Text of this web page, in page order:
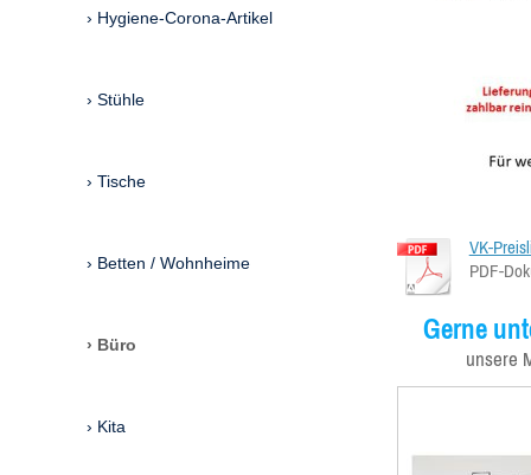
VK-
PDF-
Gerne
unsere
Hygiene-Corona-Artikel
Stühle
Tische
Betten / Wohnheime
Büro
Kita